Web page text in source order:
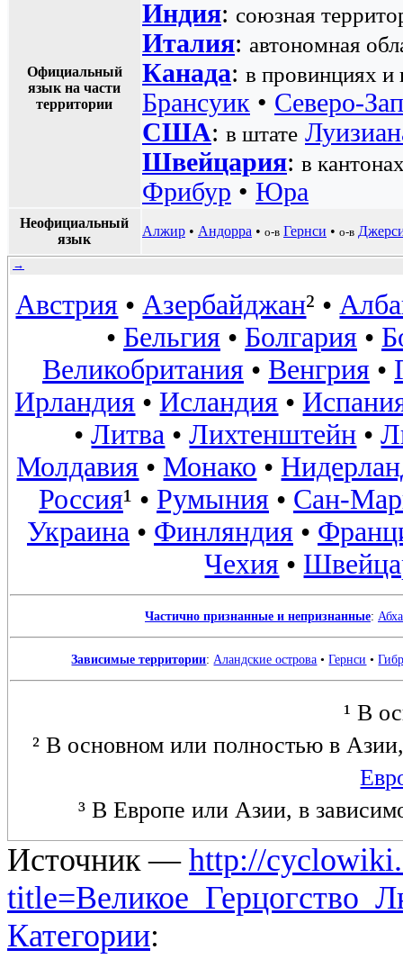
Официальный
язык на части
территории
Индия: союзная
Италия: автономная
Канада: в провинциях и
Брансуик • Северо-
США: в штате
Швейцария: в
Фрибур • Юра
Неофициальный
язык
Алжир • Андорра • о-в Гернси • о-в
→
Австрия •Азербайджан² •
• Бельгия • Болгария •
Великобритания • Венгрия •
Ирландия • Исландия •
•Литва •Лихтенштейн •
Молдавия • Монако •
Россия¹ • Румыния • Сан-
Украина • Финляндия •
Чехия •
Частично признанные и непризнанные:
Зависимые территории: Аландские острова •Гернси •
¹ В
² В основном или полностью в
³ В Европе или Азии, в
Источник — http://
Категории: